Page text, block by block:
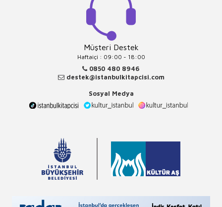
Müşteri Destek
Haftaiçi : 09:00 - 18:00
0850 480 8946
destek@istanbulkitapcisi.com
Sosyal Medya